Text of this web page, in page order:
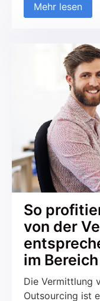
Versäumnisse
Krankenkassen
schlimmsten
strukturierter
sauberen
Fehlerquellen
Mehr lesen
So
von der
im
Die Vermittlung
Outsourcing ist